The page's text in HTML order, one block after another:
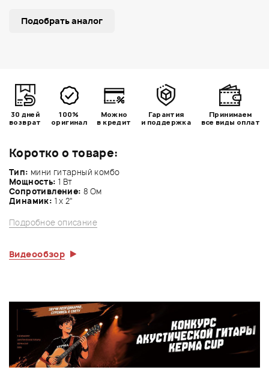
Коротко о товаре:
Тип: мини гитарный комбо
Мощность: 1 Вт
Сопротивление: 8 Ом
Динамик: 1 х 2"
Подробное описание
Видеообзор
Подобрать аналог
30 дней
возврат
100%
оригинал
Можно
в кредит
Гарантия
и поддержка
Принимаем
все виды оплат